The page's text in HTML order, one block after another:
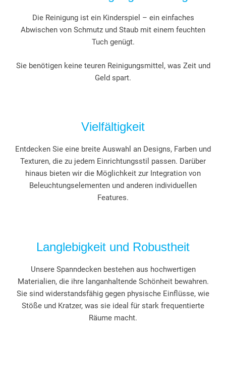
Die Reinigung ist ein Kinderspiel – ein einfaches
Abwischen von Schmutz und Staub mit einem feuchten
Tuch genügt.
Sie benötigen keine teuren Reinigungsmittel, was Zeit und
Geld spart.
Vielfältigkeit
Entdecken Sie eine breite Auswahl an Designs, Farben und
Texturen, die zu jedem Einrichtungsstil passen. Darüber
hinaus bieten wir die Möglichkeit zur Integration von
Beleuchtungselementen und anderen individuellen
Features.
Langlebigkeit und Robustheit
Unsere Spanndecken bestehen aus hochwertigen
Materialien, die ihre langanhaltende Schönheit bewahren.
Sie sind widerstandsfähig gegen physische Einflüsse, wie
Stöße und Kratzer, was sie ideal für stark frequentierte
Räume macht.